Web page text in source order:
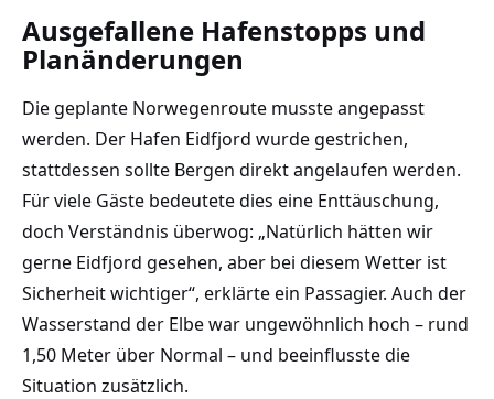
Ausgefallene Hafenstopps und
Planänderungen
Die geplante Norwegenroute musste angepasst
werden. Der Hafen Eidfjord wurde gestrichen,
stattdessen sollte Bergen direkt angelaufen werden.
Für viele Gäste bedeutete dies eine Enttäuschung,
doch Verständnis überwog: „Natürlich hätten wir
gerne Eidfjord gesehen, aber bei diesem Wetter ist
Sicherheit wichtiger“, erklärte ein Passagier. Auch der
Wasserstand der Elbe war ungewöhnlich hoch – rund
1,50 Meter über Normal – und beeinflusste die
Situation zusätzlich.